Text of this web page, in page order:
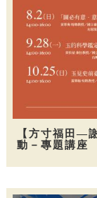
【方寸福田—
動－專題講座